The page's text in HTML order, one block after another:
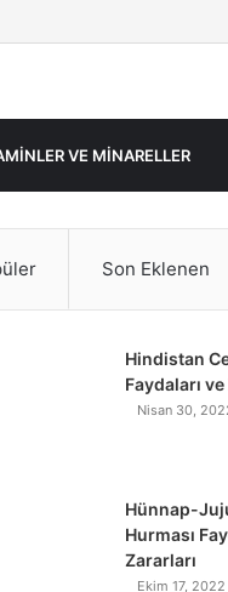
VE MINARELLER
Son Eklenen
Hindistan
Faydaları
Nisan 30,
Hünnap-
Hurması
Zararları
Ekim 17, 2022